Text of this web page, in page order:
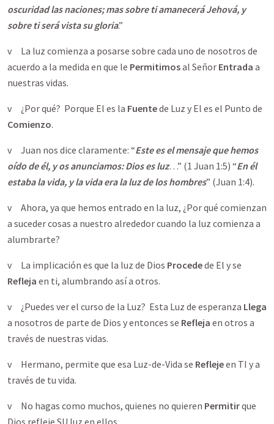
oscuridad las naciones; mas sobre ti amanecerá Jehová, y
sobre ti será vista su gloria.”
v La luz comienza a posarse sobre cada uno de nosotros de
acuerdo a la medida en que le Permitimosal Señor Entrada a
nuestras vidas.
v ¿Por qué? Porque El es la Fuentede Luz y El es el Punto de
Comienzo.
v Juan nos dice claramente: “Este es el mensaje que hemos
oído de él, y os anunciamos: Dios es luz…” (1 Juan 1:5) “En él
estaba la vida, y la vida era la luz de los hombres” (Juan 1:4).
v Ahora, ya que hemos entrado en la luz, ¿Por qué comienzan
a suceder cosas a nuestro alrededor cuando la luz comienza a
alumbrarte?
v La implicación es que la luz de Dios Procedede El y se
Refleja en ti, alumbrando así a otros.
v ¿Puedes ver el curso de la Luz? Esta Luz de esperanza Llega
a nosotros de parte de Dios y entonces se Refleja en otros a
través de nuestras vidas.
v Hermano, permite que esa Luz-de-Vida se Reflejeen TI y a
través de tu vida.
v No hagas como muchos, quienes no quieren Permitirque
Dios refleje SU luz en ellos.